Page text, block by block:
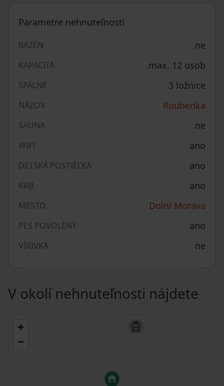
Parametre nehnuteľnosti
BAZÉN ne
KAPACITA max. 12 osob
SPÁLNE 3 ložnice
NÁZOV Roubenka
SAUNA ne
WIFI ano
DETSKÁ POSTIEĽKA ano
KRB ano
MESTO Dolní Morava
PES POVOLENÝ ano
VÍRIVKA ne
V okolí nehnuteľnosti nájdete